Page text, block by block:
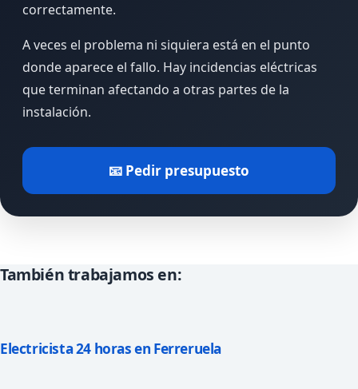
correctamente.
A veces el problema ni siquiera está en el punto
donde aparece el fallo. Hay incidencias eléctricas
que terminan afectando a otras partes de la
instalación.
📧 Pedir presupuesto
También trabajamos en:
Electricista 24 horas en Ferreruela